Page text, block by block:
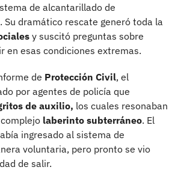
de alcantarillado de
. Su dramático rescate generó toda la
y suscitó preguntas sobre
en esas condiciones extremas.
de Protección Civil, el
por agentes de policía que
de auxilio, los cuales resonaban
laberinto subterráneo. El
ingresado al sistema de
voluntaria, pero pronto se vio
de salir.